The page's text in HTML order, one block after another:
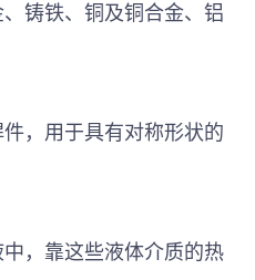
铸铁、铜及铜合金、铝
，用于具有对称形状的
，靠这些液体介质的热